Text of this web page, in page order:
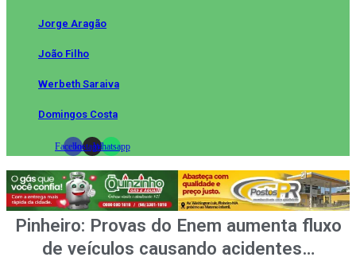
Jorge Aragão
João Filho
Werbeth Saraiva
Domingos Costa
FacebookInstagramWhatsapp
Pinheiro: Provas do Enem aumenta fluxo
de veículos causando acidentes…